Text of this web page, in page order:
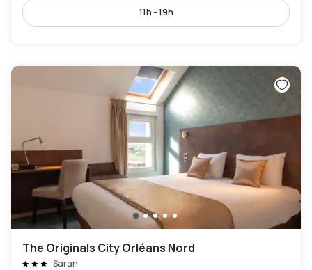
11h - 19h
The Originals City Orléans Nord
Saran